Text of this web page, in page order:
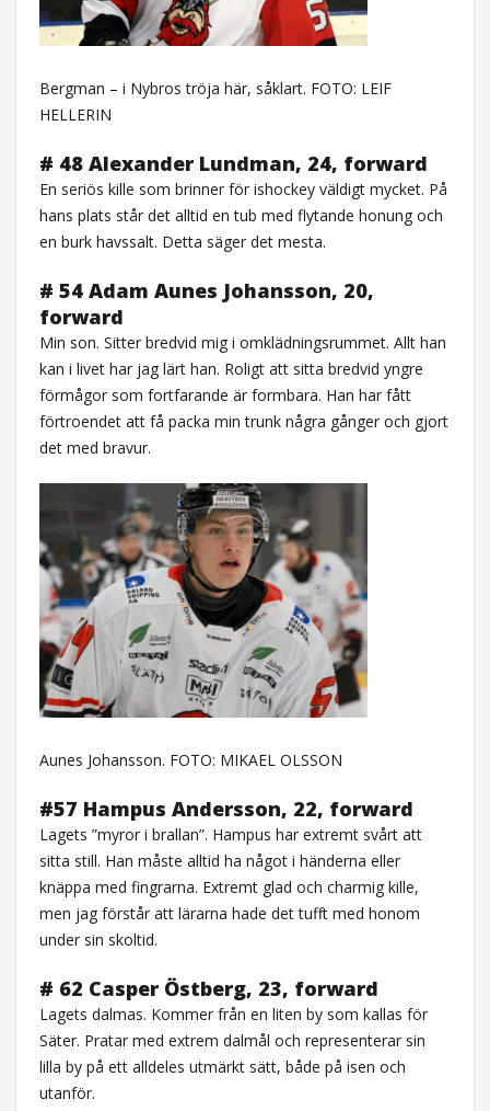
Bergman – i Nybros tröja här, såklart. FOTO: LEIF
HELLERIN
# 48 Alexander Lundman, 24, forward
En seriös kille som brinner för ishockey väldigt mycket. På
hans plats står det alltid en tub med flytande honung och
en burk havssalt. Detta säger det mesta.
# 54 Adam Aunes Johansson, 20,
forward
Min son. Sitter bredvid mig i omklädningsrummet. Allt han
kan i livet har jag lärt han. Roligt att sitta bredvid yngre
förmågor som fortfarande är formbara. Han har fått
förtroendet att få packa min trunk några gånger och gjort
det med bravur.
Aunes Johansson. FOTO: MIKAEL OLSSON
#57 Hampus Andersson, 22, forward
Lagets ”myror i brallan”. Hampus har extremt svårt att
sitta still. Han måste alltid ha något i händerna eller
knäppa med fingrarna. Extremt glad och charmig kille,
men jag förstår att lärarna hade det tufft med honom
under sin skoltid.
# 62 Casper Östberg, 23, forward
Lagets dalmas. Kommer från en liten by som kallas för
Säter. Pratar med extrem dalmål och representerar sin
lilla by på ett alldeles utmärkt sätt, både på isen och
utanför.